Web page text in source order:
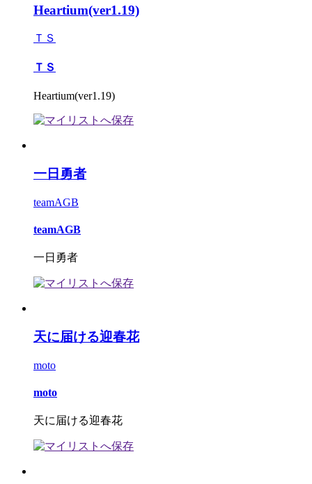
Heartium(ver1.19)
ＴＳ
ＴＳ
Heartium(ver1.19)
一日勇者
teamAGB
teamAGB
一日勇者
天に届ける迎春花
moto
moto
天に届ける迎春花